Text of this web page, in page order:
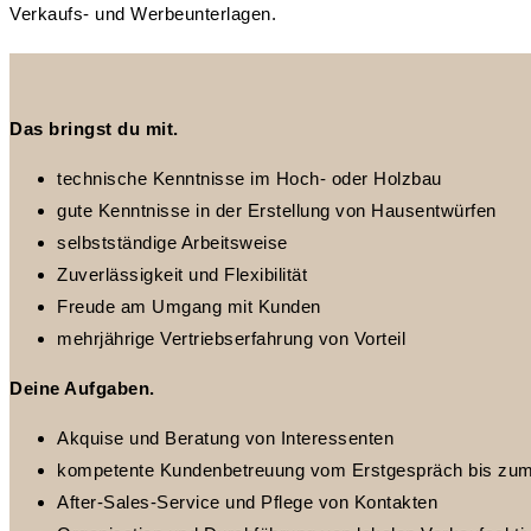
Verkaufs- und Werbeunterlagen.
Das bringst du mit.
technische Kenntnisse im Hoch- oder Holzbau
gute Kenntnisse in der Erstellung von Hausentwürfen
selbstständige Arbeitsweise
Zuverlässigkeit und Flexibilität
Freude am Umgang mit Kunden
mehrjährige Vertriebserfahrung von Vorteil
Deine Aufgaben.
Akquise und Beratung von Interessenten
kompetente Kundenbetreuung vom Erstgespräch bis
After-Sales-Service und Pflege von Kontakten